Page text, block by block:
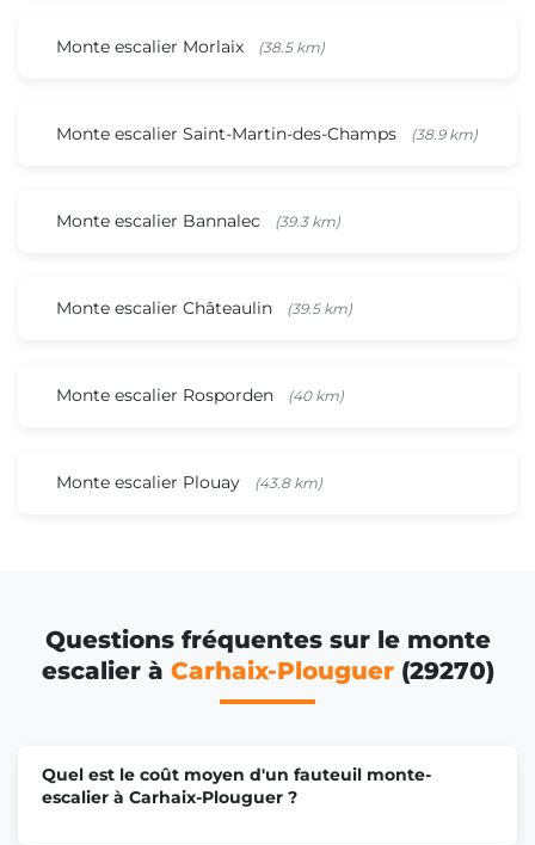
Monte escalier Morlaix (38.5 km)
Monte escalier Saint-Martin-des-Champs (38.9 km)
Monte escalier Bannalec (39.3 km)
Monte escalier Châteaulin (39.5 km)
Monte escalier Rosporden (40 km)
Monte escalier Plouay (43.8 km)
Questions fréquentes sur le monte
escalier à Carhaix-Plouguer(29270)
Quel est le coût moyen d'un fauteuil monte-
escalier à Carhaix-Plouguer ?